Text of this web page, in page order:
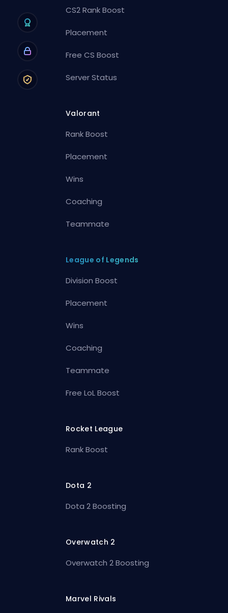
CS2 Rank Boost
Placement
Free CS Boost
Server Status
Valorant
Rank Boost
Placement
Wins
Coaching
Teammate
League of Legends
Division Boost
Placement
Wins
Coaching
Teammate
Free LoL Boost
Rocket League
Rank Boost
Dota 2
Dota 2 Boosting
Overwatch 2
Overwatch 2 Boosting
Marvel Rivals